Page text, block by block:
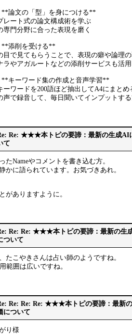
**論文の「型」を身につける**
レート式の論文構成術を学ぶ
専門分野に合った表現を磨く
**添削を受ける**
目で見てもらうことで、表現の癖や論理
ラやアガルートなどの添削サービスも活
**キーワード集の作成と音声学習**
ーワードを200語ほど抽出してA4にまとめ
声で録音して、毎日聞いてインプットす
Re: ★★★本トピの要諦：最新の生成AI
て
たNameやコメントを書き込む方。
かに語られています。お気づきあれ。
がありますように。
Re: Re: ★★★本トピの要諦：最新の生
ついて
たこやきさんは占い師のようですね。
範囲は広いですね。
Re: Re: Re: ★★★本トピの要諦：最新
について
り様